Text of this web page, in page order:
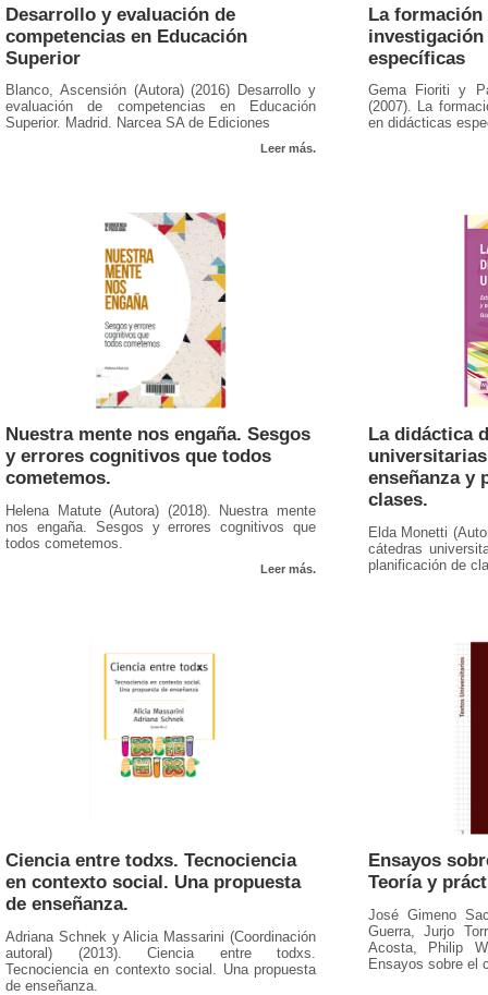
Desarrollo y evaluación de
competencias en Educación
Superior
Blanco, Ascensión (Autora) (2016) Desarrollo y
evaluación de competencias en Educación
Superior. Madrid. Narcea SA de Ediciones
Leer más.
La formación
específicas
Gema Fioriti y
(2007). La
en didácticas
Nuestra mente nos engaña. Sesgos
y errores cognitivos que todos
cometemos.
Helena Matute (Autora) (2018). Nuestra mente
nos engaña. Sesgos y errores cognitivos que
todos cometemos.
Leer más.
La didáctica
enseñanza y
clases.
Elda Monetti
cátedras
planificación de
Ciencia entre todxs. Tecnociencia
en contexto social. Una propuesta
de enseñanza.
Adriana Schnek y Alicia Massarini (Coordinación
autoral) (2013). Ciencia entre todxs.
Tecnociencia en contexto social. Una propuesta
de enseñanza.
Ensayos
Teoría y
José Gimeno
Guerra, Jurjo
Acosta, Philip
Ensayos sobre el